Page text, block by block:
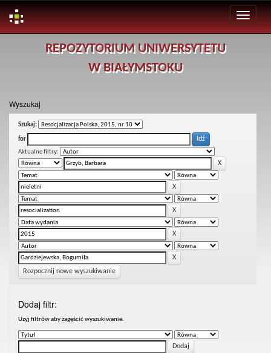
REPOZYTORIUM UNIWERSYTETU
W BIAŁYMSTOKU
Wyszukaj
Szukaj:
for
Aktualne filtry:
Rozpocznij nowe wyszukiwanie
Dodaj filtr:
Uzyj filtrów aby zagęścić wyszukiwanie.